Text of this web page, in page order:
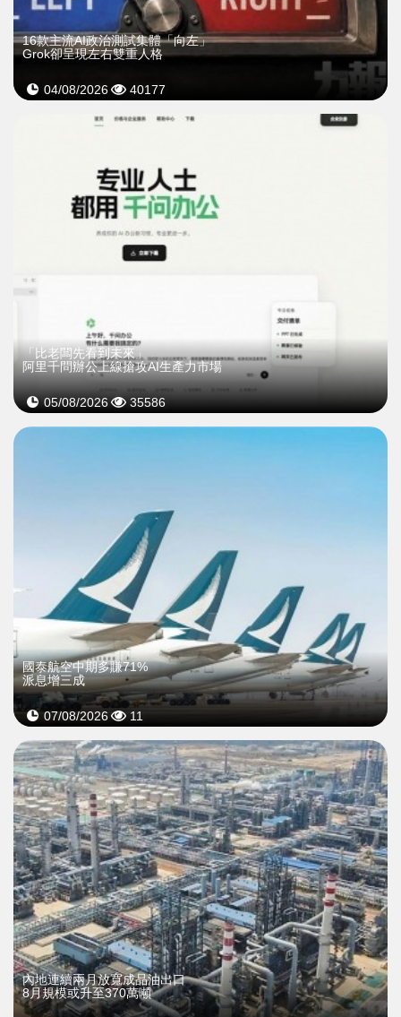
16款主流AI政治測試集體「向左」
Grok卻呈現左右雙重人格
04/08/2026 40177
「比老闆先看到未來」
阿里千問辦公上線搶攻AI生產力市場
05/08/2026 35586
國泰航空中期多賺71%
派息增三成
07/08/2026 11
內地連續兩月放寬成品油出口
8月規模或升至370萬噸